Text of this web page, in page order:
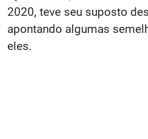
2020, teve seu suposto
apontando algumas
eles.